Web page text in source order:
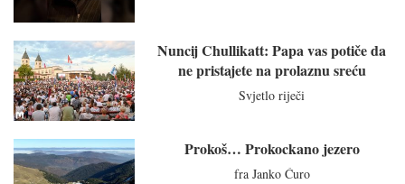
Nuncij Chullikatt: Papa vas potiče da
ne pristajete na prolaznu sreću
Svjetlo riječi
Prokoš… Prokockano jezero
fra Janko Ćuro